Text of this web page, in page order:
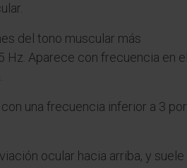
del tono muscular más
Aparece con frecuencia en el
una frecuencia inferior a 3 por
ocular hacia arriba, y suele